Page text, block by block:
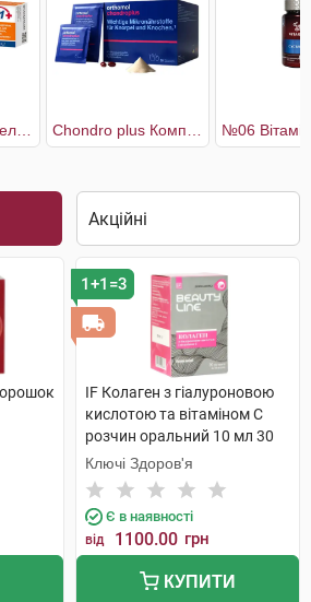
зв'язок
1+1=3
IF Колаген з гіалуроновою
кислотою та вітаміном C
розчин оральний 10 мл 30
стіків
Ключі Здоров'я
Є в наявності
від 1100.00 грн
КУПИТИ